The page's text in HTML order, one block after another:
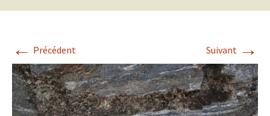
← Précédent Suivant →